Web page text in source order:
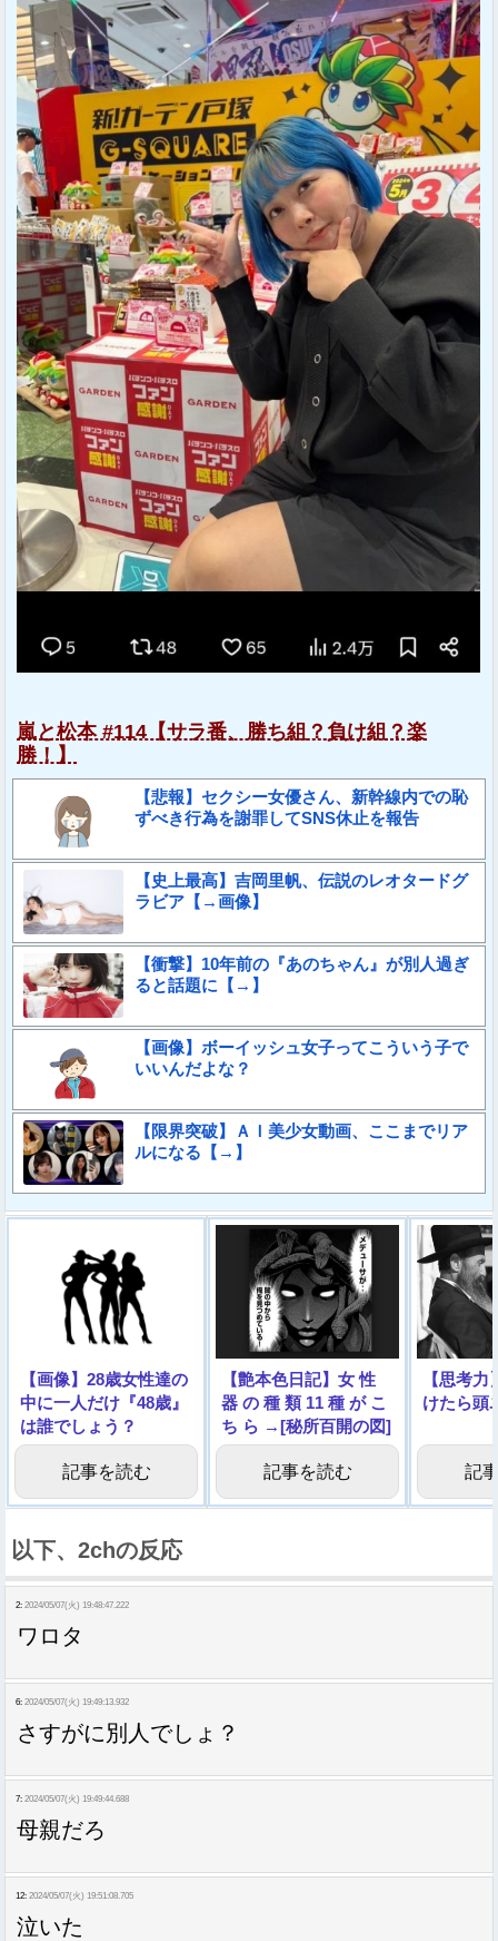
嵐と松本 #114【サラ番、勝ち組？負け組？楽
勝！】
【悲報】セクシー女優さん、新幹線内での恥
ずべき行為を謝罪してSNS休止を報告
【史上最高】吉岡里帆、伝説のレオタードグ
ラビア【→画像】
【衝撃】10年前の『あのちゃん』が別人過ぎ
ると話題に【→】
【画像】ボーイッシュ女子ってこういう子で
いいんだよな？
【限界突破】ＡＩ美少女動画、ここまでリア
ルになる【→】
【画像】28歳女性達の
中に一人だけ『48歳』
は誰でしょう？
記事を読む
【艶本色日記】女 性
器 の 種 類 11 種 が こ
ち ら →[秘所百開の図]
記事を読む
【思考
けたら頭
記
以下、2chの反応
2: 2024/05/07(火) 19:48:47.222
ワロタ
6: 2024/05/07(火) 19:49:13.932
さすがに別人でしょ？
7: 2024/05/07(火) 19:49:44.688
母親だろ
12: 2024/05/07(火) 19:51:08.705
泣いた